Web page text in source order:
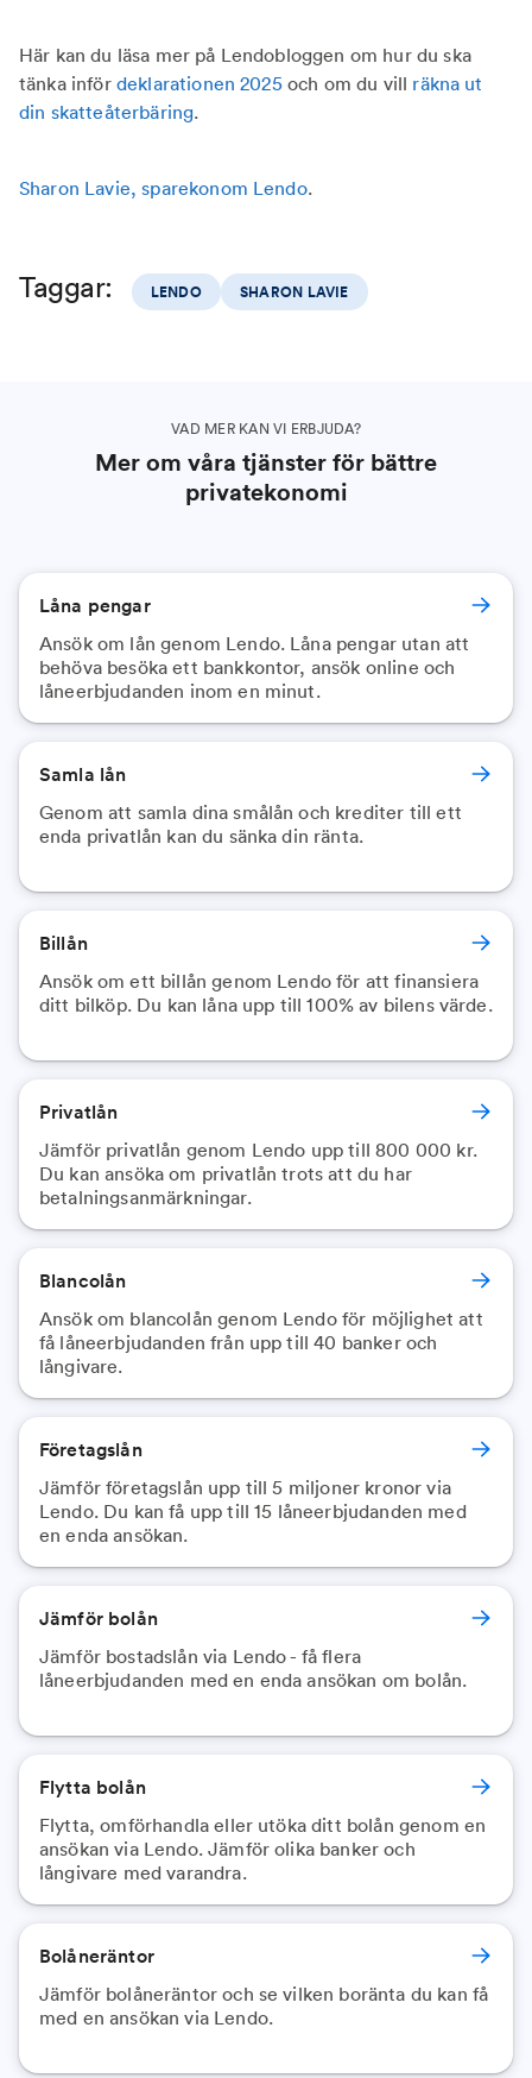
Här kan du läsa mer på Lendobloggen om hur du ska
tänka inför deklarationen 2025och om du vill räkna ut
din skatteåterbäring.
Sharon Lavie, sparekonom Lendo.
Taggar: LENDO SHARON LAVIE
VAD MER KAN VI ERBJUDA?
Mer om våra tjänster för bättre
privatekonomi
Låna pengar
Ansök om lån genom Lendo. Låna pengar utan att
behöva besöka ett bankkontor, ansök online och
låneerbjudanden inom en minut.
Samla lån
Genom att samla dina smålån och krediter till ett
enda privatlån kan du sänka din ränta.
Billån
Ansök om ett billån genom Lendo för att finansiera
ditt bilköp. Du kan låna upp till 100% av bilens värde.
Privatlån
Jämför privatlån genom Lendo upp till 800 000 kr.
Du kan ansöka om privatlån trots att du har
betalningsanmärkningar.
Blancolån
Ansök om blancolån genom Lendo för möjlighet att
få låneerbjudanden från upp till 40 banker och
långivare.
Företagslån
Jämför företagslån upp till 5 miljoner kronor via
Lendo. Du kan få upp till 15 låneerbjudanden med
en enda ansökan.
Jämför bolån
Jämför bostadslån via Lendo - få flera
låneerbjudanden med en enda ansökan om bolån.
Flytta bolån
Flytta, omförhandla eller utöka ditt bolån genom en
ansökan via Lendo. Jämför olika banker och
långivare med varandra.
Bolåneräntor
Jämför bolåneräntor och se vilken boränta du kan få
med en ansökan via Lendo.